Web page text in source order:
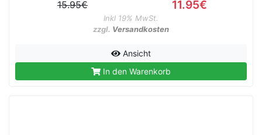
15.95€ 11.95€
Inkl 19% MwSt.
zzgl. Versandkosten
Ansicht
In den Warenkorb